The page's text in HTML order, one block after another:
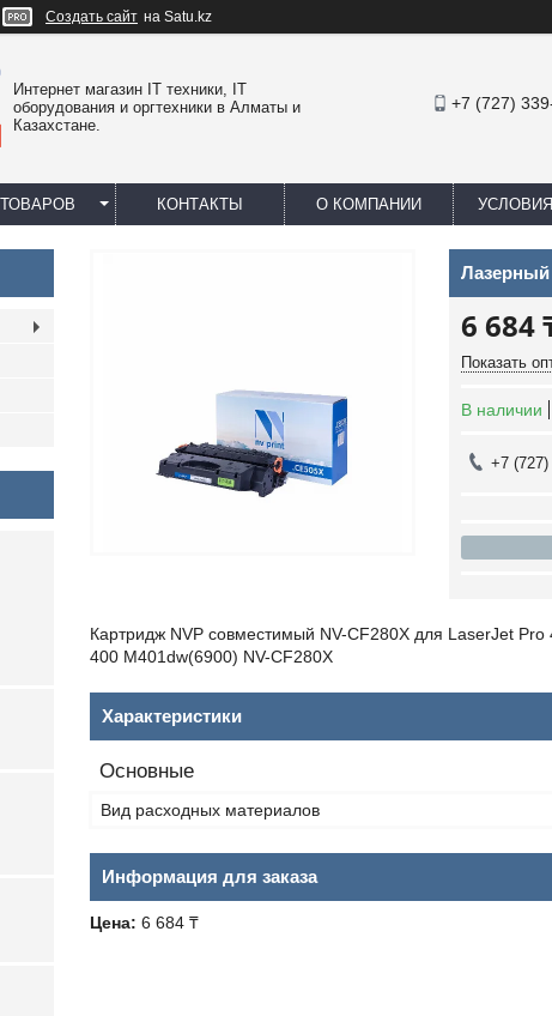
Создать сайт на Satu.kz
Интернет магазин IT техники, IT
оборудования и оргтехники в Алматы и
Казахстане.
+7 (727)
КОНТАКТЫ О КОМПАНИИ
Лазерный
6 684
Показать
В наличии
+7 (727)
Картридж NVP совместимый NV-CF280X для LaserJet
400 M401dw(6900) NV-CF280X
Характеристики
Основные
Вид расходных материалов
Информация для заказа
Цена: 6 684 ₸